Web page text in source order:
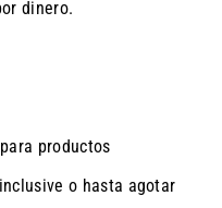
dinero.
productos
o hasta agotar